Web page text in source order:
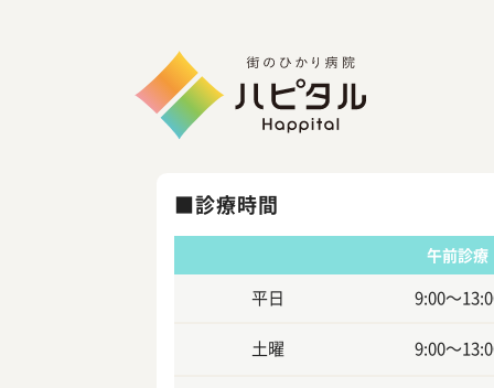
診療時間
午前診療
平日 9:00～
土曜 9:00～